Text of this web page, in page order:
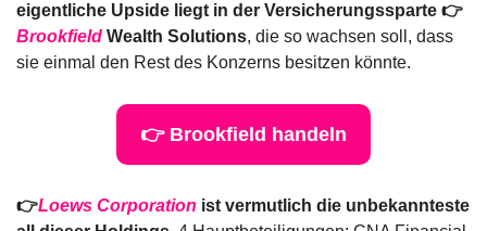
eigentliche Upside liegt in der Versicherungssparte 👉
Brookfield Wealth Solutions, die so wachsen soll, dass
sie einmal den Rest des Konzerns besitzen könnte.
👉 Brookfield handeln
👉Loews Corporation ist vermutlich die unbekannteste